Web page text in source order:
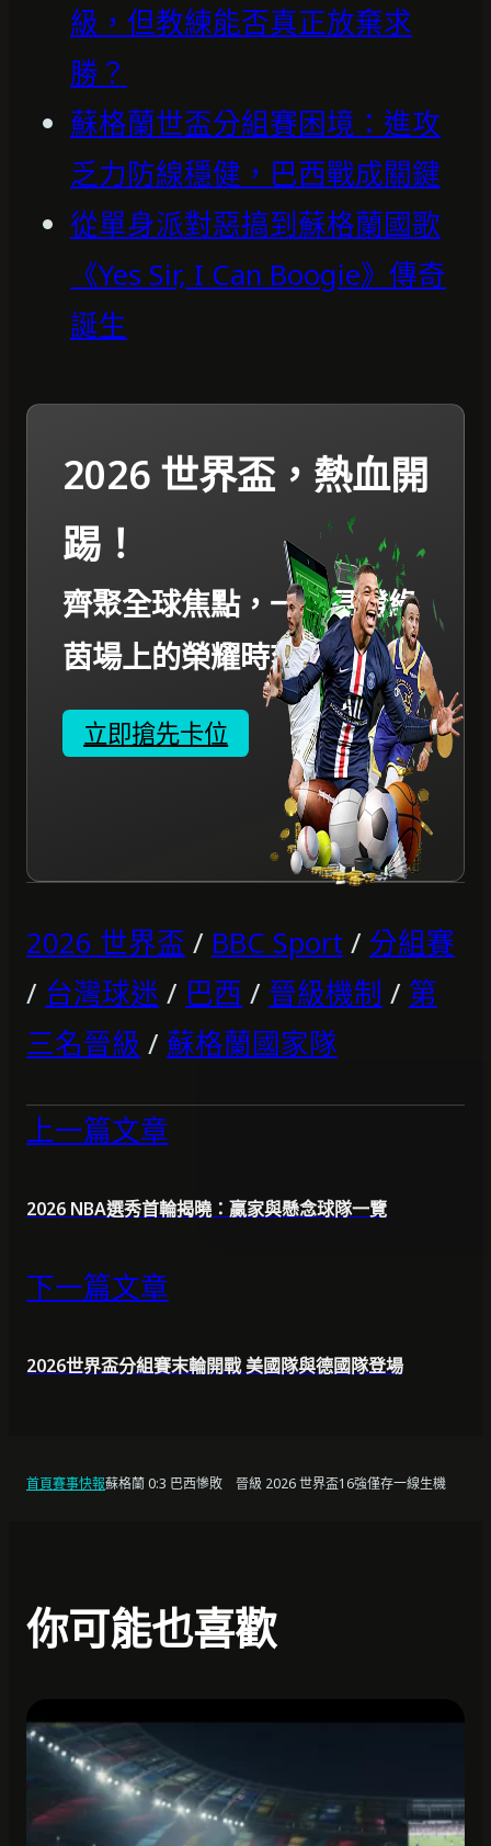
級，但教練能否真正放棄求
勝？
蘇格蘭世盃分組賽困境：進攻
乏力防線穩健，巴西戰成關鍵
從單身派對惡搞到蘇格蘭國歌
《Yes Sir, I Can Boogie》傳奇
誕生
2026 世界盃，熱血開
踢！
齊聚全球焦點，一起見證綠
茵場上的榮耀時刻。
立即搶先卡位
2026 世界盃 / BBC Sport / 分組賽
/ 台灣球迷 / 巴西 / 晉級機制 / 第
三名晉級 / 蘇格蘭國家隊
上一篇文章
2026 NBA選秀首輪揭曉：贏家與懸念球隊一覽
下一篇文章
2026世界盃分組賽末輪開戰 美國隊與德國隊登場
首頁賽事快報蘇格蘭 0:3 巴西慘敗 晉級 2026 世界盃16強僅存一線生機
你可能也喜歡